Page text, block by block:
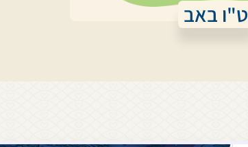
ט"ו באב